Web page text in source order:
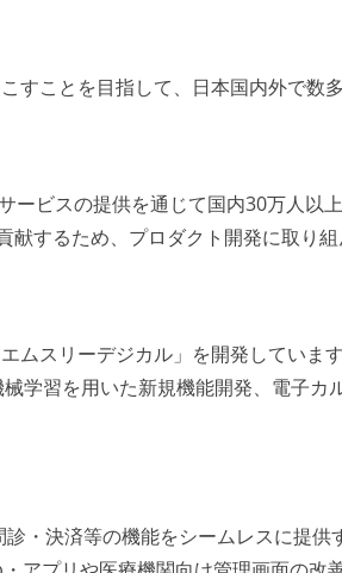
すことを目指して、日本国内外で数
ービスの提供を通じて国内30万人以
献するため、プロダクト開発に取り
ムスリーデジカル」を開発していま
学習を用いた新規機能開発、電子カ
・決済等の機能をシームレスに提供